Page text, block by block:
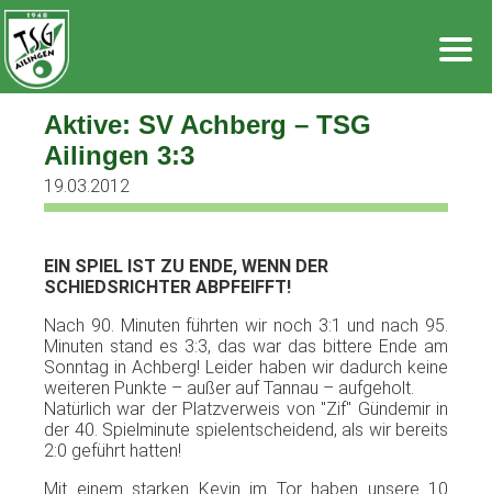
Zum
Inhalt
springen
Aktive: SV Achberg – TSG
Ailingen 3:3
19.03.2012
EIN SPIEL IST ZU ENDE, WENN DER
SCHIEDSRICHTER ABPFEIFFT!
Nach 90. Minuten führten wir noch 3:1 und nach 95.
Minuten stand es 3:3, das war das bittere Ende am
Sonntag inAchberg! Leider haben wir dadurch keine
weiteren Punkte – außer auf Tannau – aufgeholt.
Natürlich war der Platzverweis von "Zif" Gündemirin
der 40. Spielminute spielentscheidend, als wir bereits
2:0 geführt hatten!
Mit einem starken Kevin im Tor haben unsere 10